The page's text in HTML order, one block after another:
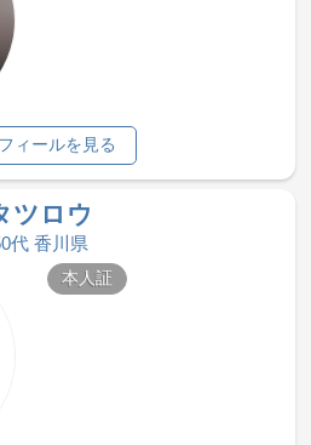
ィールを見る
ツロウ
代 香川県
本人証